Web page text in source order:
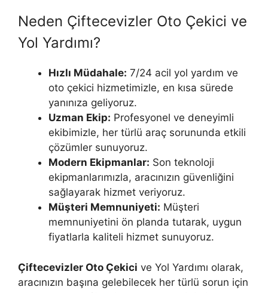
Neden Çiftecevizler Oto Çekici ve
Yol Yardımı?
Hızlı Müdahale: 7/24 acil yol yardım ve
oto çekici hizmetimizle, en kısa sürede
yanınıza geliyoruz.
Uzman Ekip: Profesyonel ve deneyimli
ekibimizle, her türlü araç sorununda etkili
çözümler sunuyoruz.
Modern Ekipmanlar: Son teknoloji
ekipmanlarımızla, aracınızın güvenliğini
sağlayarak hizmet veriyoruz.
Müşteri Memnuniyeti: Müşteri
memnuniyetini ön planda tutarak, uygun
fiyatlarla kaliteli hizmet sunuyoruz.
Çiftecevizler Oto Çekici ve Yol Yardımı olarak,
aracınızın başına gelebilecek her türlü sorun için